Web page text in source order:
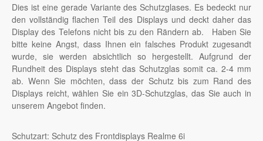
Dies ist eine gerade Variante des Schutzglases. Es bedeckt nur
den vollständig flachen Teil des Displays und deckt daher das
Display des Telefons nicht bis zu den Rändern ab. Haben Sie
bitte keine Angst, dass Ihnen ein falsches Produkt zugesandt
wurde, sie werden absichtlich so hergestellt. Aufgrund der
Rundheit des Displays steht das Schutzglas somit ca. 2-4 mm
ab. Wenn Sie möchten, dass der Schutz bis zum Rand des
Displays reicht, wählen Sie ein 3D-Schutzglas, das Sie auch in
unserem Angebot finden.
Schutzart: Schutz des Frontdisplays Realme 6i